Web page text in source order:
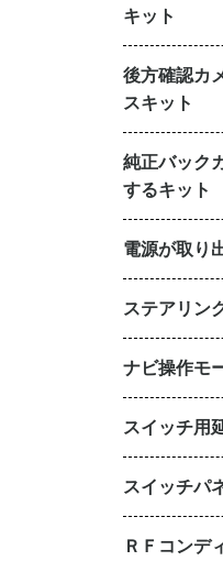
キット
後方確認カ
スキット
純正バック
するキット
電源が取り
ステアリン
ナビ操作モ
スイッチ用
スイッチパ
ＲＦコンデ